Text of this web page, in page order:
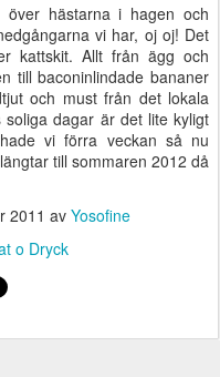
hästarna i hagen och
vi har, oj oj! Det
kattskit. Allt från ägg och
till baconinlindade bananer
och must från det lokala
dagar är det lite kyligt
vi förra veckan så nu
till sommaren 2012 då
2011 av Yosofine
o Dryck